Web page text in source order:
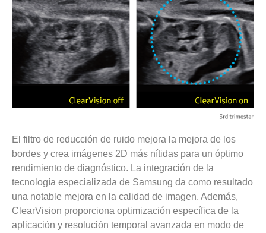
El filtro de reducción de ruido mejora la mejora de los
bordes y crea imágenes 2D más nítidas para un óptimo
rendimiento de diagnóstico. La integración de la
tecnología especializada de Samsung da como resultado
una notable mejora en la calidad de imagen. Además,
ClearVision proporciona optimización específica de la
aplicación y resolución temporal avanzada en modo de